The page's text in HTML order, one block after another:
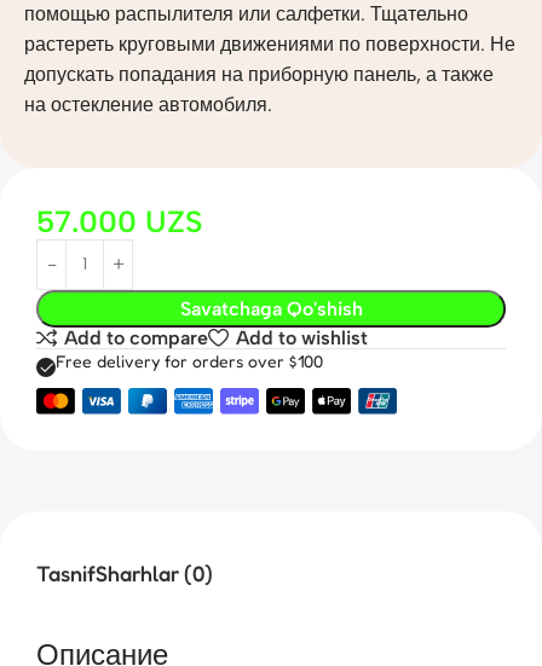
помощью распылителя или салфетки. Тщательно
растереть круговыми движениями по поверхности. Не
допускать попадания на приборную панель, а также
на остекление автомобиля.
57.000 UZS
Savatchaga Qo'shish
Add to compare
Add to wishlist
Free delivery for orders over $100
TasnifSharhlar (0)
Описание